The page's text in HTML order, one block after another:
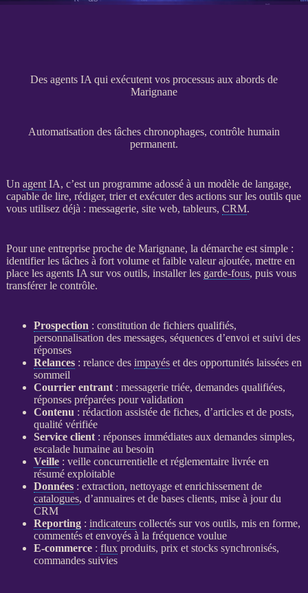
Des agents IA qui exécutent vos processus aux abords de
Marignane
Automatisation des tâches chronophages, contrôle humain
permanent.
Un agent IA, c’est un programme adossé à un modèle de langage,
capable de lire, rédiger, trier et exécuter des actions sur les outils que
vous utilisez déjà : messagerie, site web, tableurs, CRM.
Pour une entreprise proche de Marignane, la démarche est simple :
identifier les tâches à fort volume et faible valeur ajoutée, mettre en
place les agents IA sur vos outils, installer les garde-fous, puis vous
transférer le contrôle.
Prospection : constitution de fichiers qualifiés,
personnalisation des messages, séquences d’envoi et suivi des
réponses
Relances: relancedes impayéset des opportunités laissées en
sommeil
Courrier entrant: messagerie triée, demandes qualifiées,
réponses préparées pour validation
Contenu : rédaction assistée de fiches, d’articles et de posts,
qualité vérifiée
Service client: réponses immédiates aux demandes simples,
escalade humaine au besoin
Veille: veille concurrentielleet réglementaire livrée en
résumé exploitable
Données: extraction, nettoyage et enrichissement de
catalogues, d’annuaires et de bases clients, mise à jour du
CRM
Reporting: indicateurscollectés sur vos outils, mis en forme,
commentés et envoyés à la fréquence voulue
E-commerce: fluxproduits, prix et stocks synchronisés,
commandes suivies